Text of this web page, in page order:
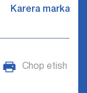
Karera markazi
Chop etish